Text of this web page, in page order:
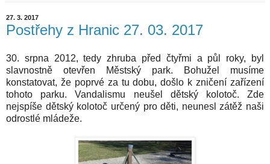
27. 3. 2017
Postřehy z Hranic 27. 03. 2017
30. srpna 2012, tedy zhruba před čtyřmi a půl roky, byl
slavnostně otevřen Městský park. Bohužel musíme
konstatovat, že poprvé za tu dobu, došlo k zničení zařízení
tohoto parku. Vandalismu neušel dětský kolotoč. Zde
nejspíše dětský kolotoč určený pro děti, neunesl zátěž naši
odrostlé mládeže.